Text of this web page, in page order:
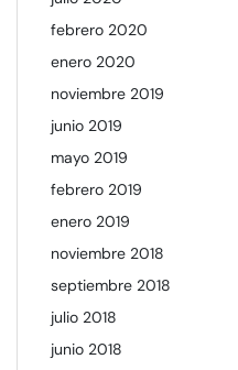
febrero 2020
enero 2020
noviembre 2019
junio 2019
mayo 2019
febrero 2019
enero 2019
noviembre 2018
septiembre 2018
julio 2018
junio 2018